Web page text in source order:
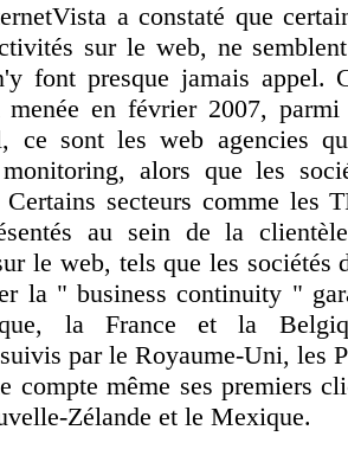
a constaté que
sur le web, ne
font presque jamais appel.
menée en février 2007,
ce sont les web agencies
alors que les
secteurs comme les
au sein de la
le web, tels que les sociétés
la " business continuity "
la France et la
par le Royaume-Uni, les
compte même ses premiers
Zélande et le Mexique.